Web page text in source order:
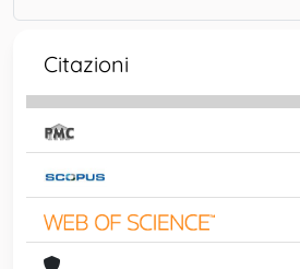
Citazioni